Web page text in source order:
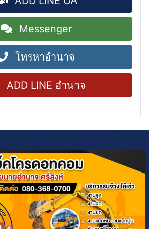
Messenger
โทรหาอำนาจ
ADD LINE อำนาจ